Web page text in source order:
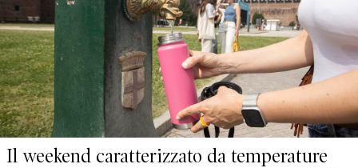
Il weekend caratterizzato da temperature